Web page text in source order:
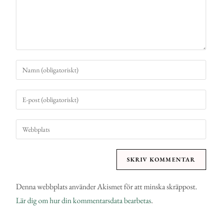
Denna webbplats använder Akismet för att minska skräppost.
Lär dig om hur din kommentarsdata bearbetas.